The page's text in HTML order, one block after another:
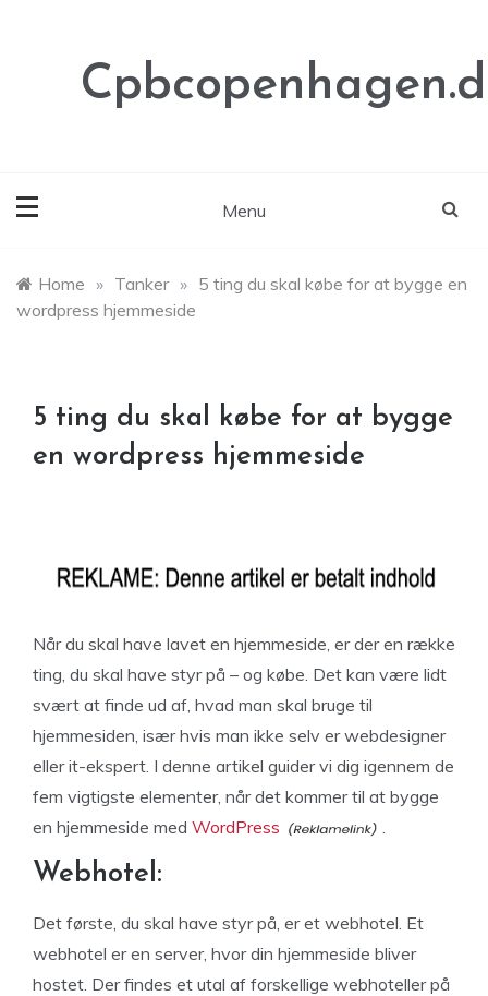
Menu
Home » Tanker » 5 ting du skal købe for at bygge en
wordpress hjemmeside
5 ting du skal købe for at bygge
en wordpress hjemmeside
Når du skal have lavet en hjemmeside, er der en række
ting, du skal have styr på – og købe. Det kan være lidt
svært at finde ud af, hvad man skal bruge til
hjemmesiden, især hvis man ikke selv er webdesigner
eller it-ekspert. I denne artikel guider vi dig igennem de
fem vigtigste elementer, når det kommer til at bygge
en hjemmeside med WordPress .
Webhotel:
Det første, du skal have styr på, er et webhotel. Et
webhotel er en server, hvor din hjemmeside bliver
hostet. Der findes et utal af forskellige webhoteller på